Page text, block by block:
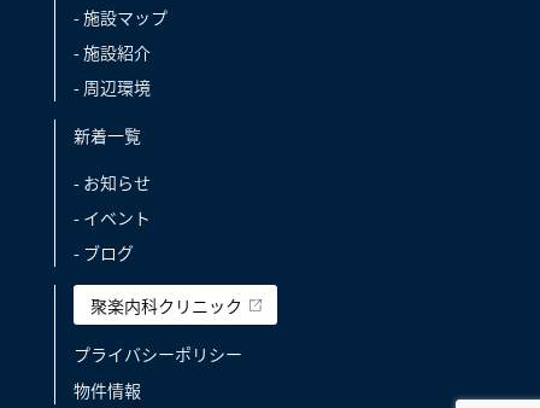
- 施設マップ
- 施設紹介
- 周辺環境
新着一覧
- お知らせ
- イベント
- ブログ
聚楽内科クリニック
プライバシーポリシー
物件情報